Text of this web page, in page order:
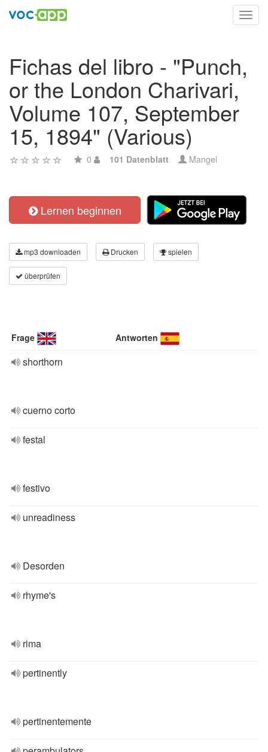
Fichas del libro - "Punch,
or the London Charivari,
Volume 107, September
15, 1894" (Various)
0 101 Datenblatt Mangel
Lernen beginnen
mp3 downloaden Drucken spielen
überprüfen
Frage Antworten
shorthorn
cuerno corto
festal
festivo
unreadiness
Desorden
rhyme's
rima
pertinently
pertinentemente